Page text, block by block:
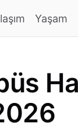
Yaşam